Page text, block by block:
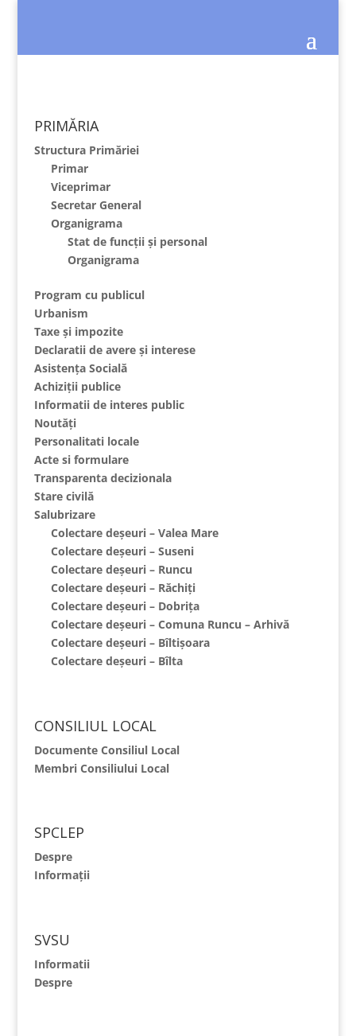
PRIMĂRIA
Structura Primăriei
Primar
Viceprimar
Secretar General
Organigrama
Stat de funcții și personal
Organigrama
Program cu publicul
Urbanism
Taxe și impozite
Declaratii de avere și interese
Asistența Socială
Achiziții publice
Informatii de interes public
Noutăți
Personalitati locale
Acte si formulare
Transparenta decizionala
Stare civilă
Salubrizare
Colectare deșeuri – Valea Mare
Colectare deșeuri – Suseni
Colectare deșeuri – Runcu
Colectare deșeuri – Răchiți
Colectare deșeuri – Dobrița
Colectare deșeuri – Comuna Runcu – Arhivă
Colectare deșeuri – Bîltișoara
Colectare deșeuri – Bîlta
CONSILIUL LOCAL
Documente Consiliul Local
Membri Consiliului Local
SPCLEP
Despre
Informații
SVSU
Informatii
Despre